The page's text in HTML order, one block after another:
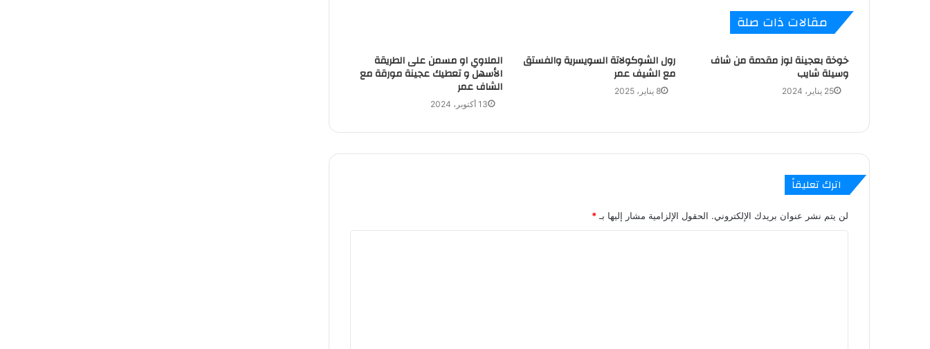
مقالات ذات صلة
الملاوي او مسمن على الطريقة
الأسهل و تعطيك عجينة مورقة مع
الشاف عمر
13 أكتوبر، 2024
رول الشوكولاتة السويسرية والفستق
مع الشيف عمر
8 يناير، 2025
خوخة بعجينة لوز مقدمة من شاف
وسيلة شايب
25 يناير، 2024
اترك تعليقاً
لن يتم نشر عنوان بريدك الإلكتروني. الحقول الإلزامية مشار إليها بـ*